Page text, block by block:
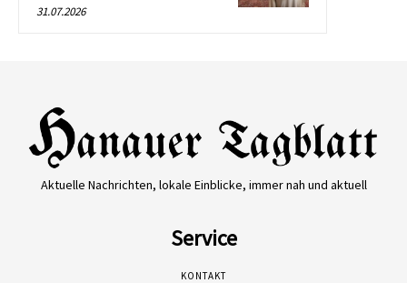
31.07.2026
Aktuelle Nachrichten, lokale Einblicke, immer nah und aktuell
Service
KONTAKT